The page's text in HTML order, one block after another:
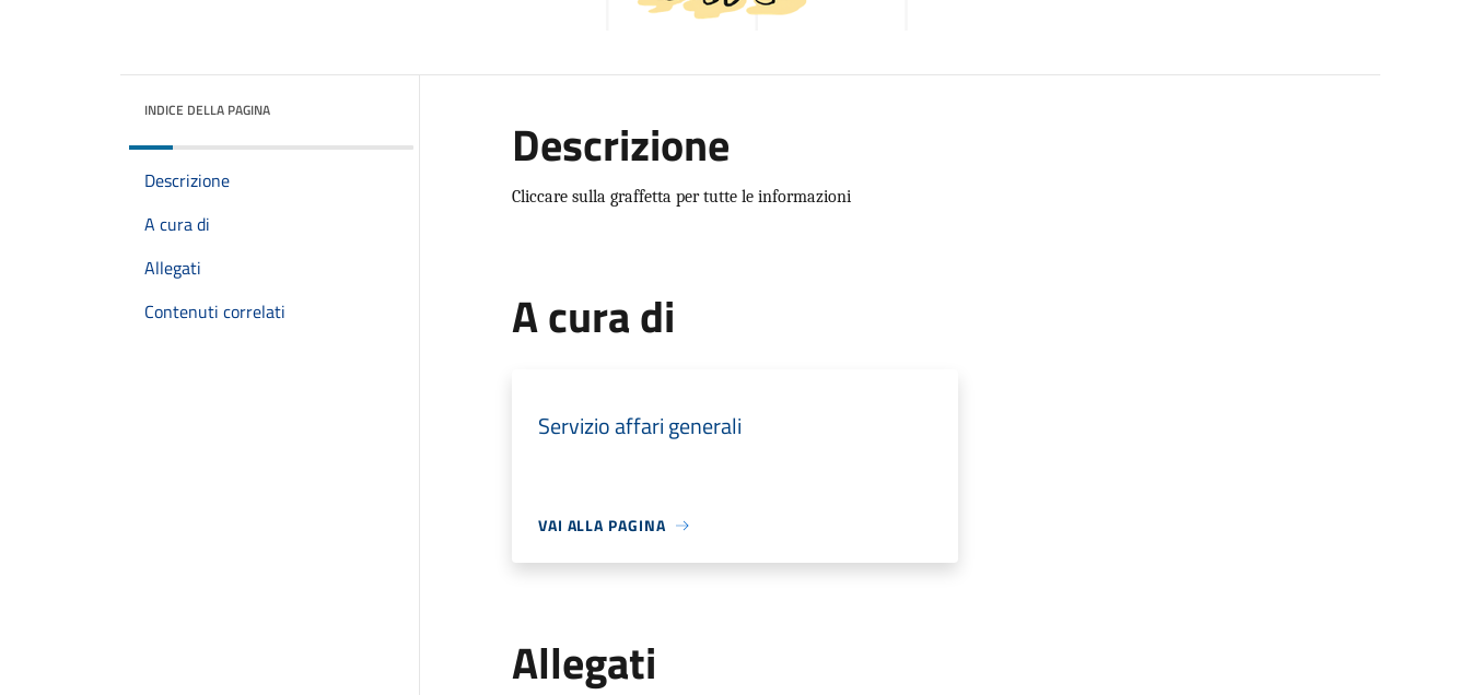
INDICE DELLA PAGINA
Descrizione
A cura di
Allegati
Contenuti correlati
Descrizione
Cliccare sulla graffetta per tutte le informazioni
A cura di
Servizio affari generali
VAI ALLA PAGINA
Allegati